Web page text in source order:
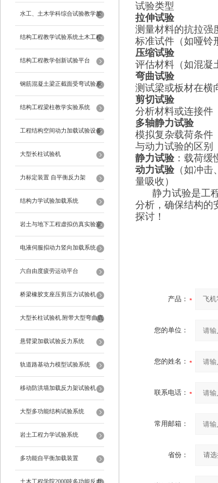
验系统
水工、土木学科综合试验教学加
载系统
结构工程教学试验系统土木工程
试验设备
结构工程教学创新试验平台
钢筋混凝土梁正截面受弯试验系
统
结构工程梁柱教学实验系统
工程结构空间动力加载试验设备
反力框架
大型长柱试验机
力标定装置 自平衡反力架
结构力学试验加载系统
岩土与地下工程虚拟仿真实验室
电液伺服拟动力竖向加载系统
六自由度疲劳运动平台
桥梁橡胶支座压剪压力试验机
大型长柱试验机.附带大型弯曲底
座
悬臂梁加载试验反力系统
轨道路基动力模型试验系统
移动防洪墙加载反力架试验机
大型多功能结构试验系统
岩土工程力学试验系统
多功能自平衡加载装置
土木工程学院2000吨多功能反力
试验类型
拉伸试验
测量材料的抗拉强
标准试件（如哑铃
压缩试验
评估材料（如混凝
弯曲试验
测试梁或板材在横
剪切试验
分析材料或连接件
多轴静力试验
模拟复杂载荷条件
与动力试验的区别
静力试验：载荷缓
动力试验（如冲击
量吸收）
静力试验是工程
分析，确保结构的
探讨！
产品：
您的单位：
您的姓名：
联系电话：
常用邮箱：
省份：